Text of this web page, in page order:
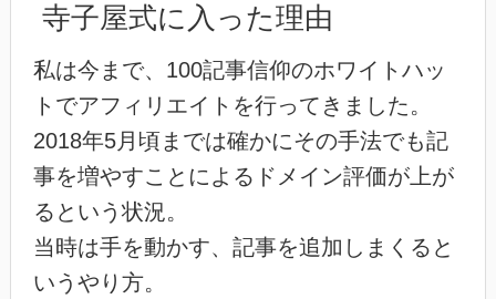
寺子屋式に入った理由
私は今まで、100記事信仰のホワイトハッ
トでアフィリエイトを行ってきました。
2018年5月頃までは確かにその手法でも記
事を増やすことによるドメイン評価が上が
るという状況。
当時は手を動かす、記事を追加しまくると
いうやり方。